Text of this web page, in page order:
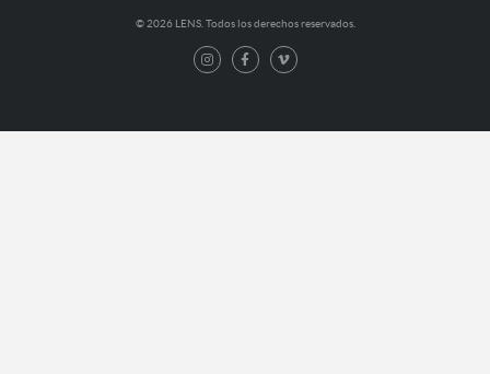
© 2026 LENS. Todos los derechos reservados.